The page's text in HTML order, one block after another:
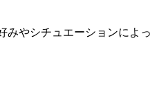
みやシチュエーションによっ